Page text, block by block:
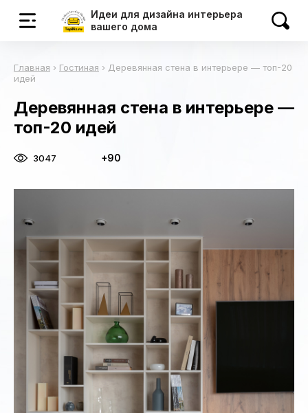
Идеи для дизайна интерьера
вашего дома
Главная › Гостиная › Деревянная стена в интерьере — топ-20
идей
Деревянная стена в интерьере —
топ-20 идей
3047 +90